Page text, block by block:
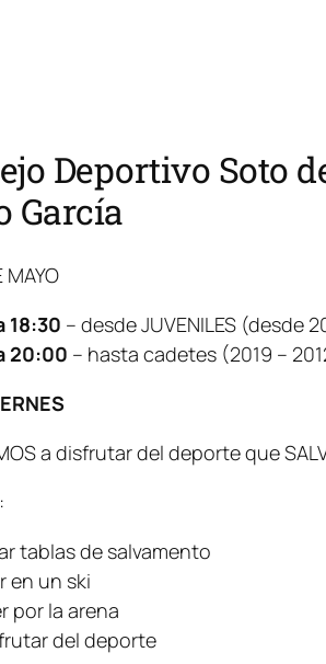
Deportivo Soto
García
MAYO
18:30 – desde JUVENILES (desde
20:00 – hasta cadetes (2019 –
a disfrutar del deporte que
tablas de salvamento
en un ski
por la arena
del deporte